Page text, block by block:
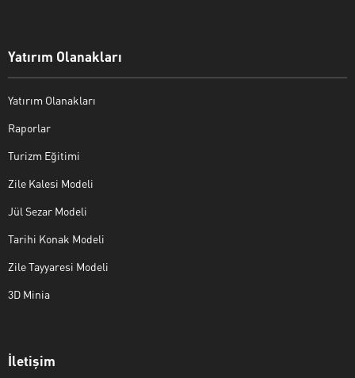
Yatırım Olanakları
Yatırım Olanakları
Raporlar
Turizm Eğitimi
Zile Kalesi Modeli
Jül Sezar Modeli
Tarihi Konak Modeli
Zile Tayyaresi Modeli
3D Minia
İletişim